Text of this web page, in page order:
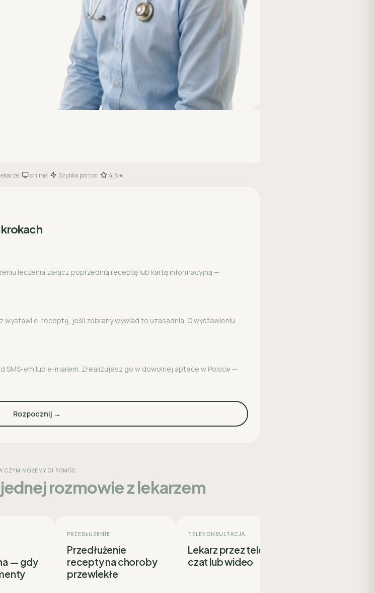
· online· Szybka pomoc· 4.8★
krokach
leczenia załącz poprzednią receptę lub kartę informacyjną —
e-receptę, jeśli zebrany wywiad to uzasadnia. O wystawieniu
SMS-em lub e-mailem. Zrealizujesz go w dowolnej aptece w Polsce —
Rozpocznij →
CZYM MOŻEMY CI POMÓC
jednej rozmowie z lekarzem
— gdy
PRZEDŁUŻENIE
Przedłużenie
recepty na choroby
przewlekłe
TELEKONSULTACJA
Lekarz przez telefon,
czat lub wideo